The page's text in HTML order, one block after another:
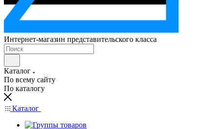
Интернет-магазин представительского класса
Каталог
По всему сайту
По каталогу
Каталог